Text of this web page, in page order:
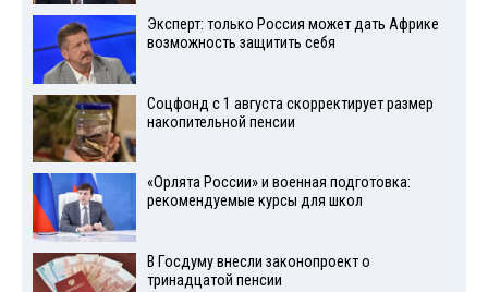
Эксперт: только Россия может дать Африке
возможность защитить себя
Соцфонд с 1 августа скорректирует размер
накопительной пенсии
«Орлята России» и военная подготовка:
рекомендуемые курсы для школ
В Госдуму внесли законопроект о
тринадцатой пенсии